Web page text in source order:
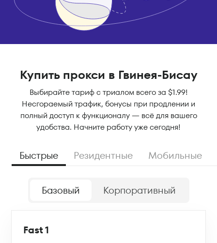
Купить прокси в Гвинея-Бисау
Выбирайте тариф с триалом всего за $1.99!
Несгораемый трафик, бонусы при продлении и
полный доступ к функционалу — всё для вашего
удобства. Начните работу уже сегодня!
Быстрые Резидентные Мобильные
Базовый Корпоративный
Fast 1